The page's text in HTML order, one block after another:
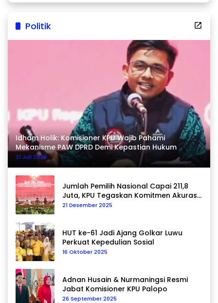
Politik
Idham Holik: Komisioner KPU Wajib Pahami
Mekanisme PAW DPRD Demi Kepastian Hukum
31 Juli 2026
Jumlah Pemilih Nasional Capai 211,8
Juta, KPU Tegaskan Komitmen Akurasi
Data Berkelanjutan
21 Desember 2025
HUT ke-61 Jadi Ajang Golkar Luwu
Perkuat Kepedulian Sosial
16 Oktober 2025
Adnan Husain & Nurmaningsi Resmi
Jabat Komisioner KPU Palopo
26 September 2025